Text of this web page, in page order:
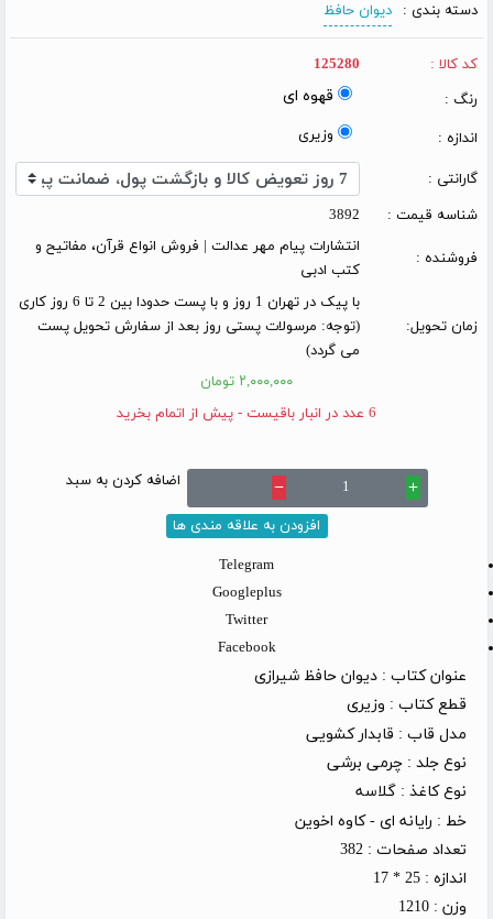
دسته بندی :
دیوان حافظ
کد کالا :
125280
رنگ :
قهوه ای
اندازه : وزیری
گارانتی :
شناسه قیمت :
3892
فروشنده :
انتشارات پیام مهر عدالت | فروش انواع قرآن، مفاتیح و
کتب ادبی
زمان تحویل:
با پیک در تهران 1 روز و با پست حدودا بین 2 تا 6 روز کاری
(توجه: مرسولات پستی روز بعد از سفارش تحویل پست
می گردد)
۲,۰۰۰,۰۰۰ تومان
6 عدد در انبار باقیست - پیش از اتمام بخرید
add
remove اضافه کردن به سبد
افزودن به علاقه مندی ها
Telegram
Googleplus
Twitter
Facebook
عنوان کتاب : دیوان حافظ شیرازی
قطع کتاب : وزیری
مدل قاب : قابدار کشویی
نوع جلد : چرمی برشی
نوع کاغذ : گلاسه
خط : رایانه ای - کاوه اخوین
تعداد صفحات : 382
اندازه : 25 * 17
وزن : 1210